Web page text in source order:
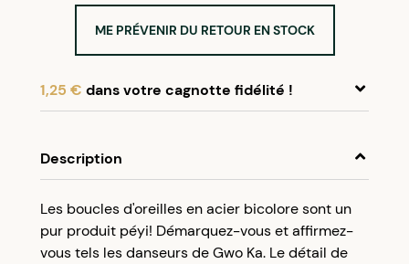
ME PRÉVENIR DU RETOUR EN STOCK
1,25 € dans votre cagnotte fidélité !
compte client et cumulez 5% de vos achats dans
votre cagnotte fidélité sans minimum d’achat.
Utilisez votre cagnotte de fidélité dès votre
Description
Les boucles d'oreilles en acier bicolore sont un
pur produit péyi! Démarquez-vous et affirmez-
vous tels les danseurs de Gwo Ka. Le détail de